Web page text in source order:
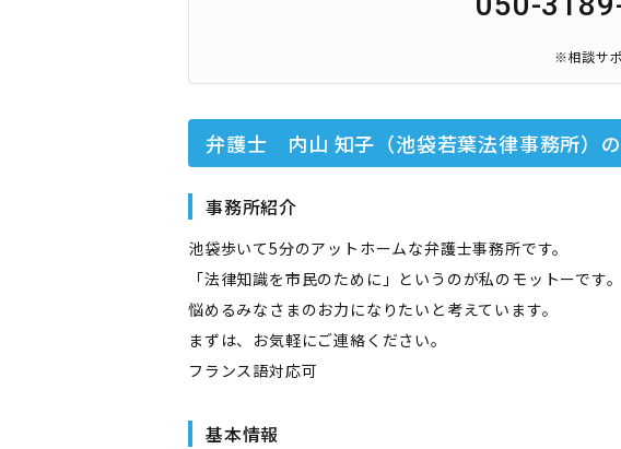
※相談サ
弁護士 内山 知子（池袋若葉法律事務所）
事務所紹介
池袋歩いて5分のアットホームな弁護士事務所です。
「法律知識を市民のために」というのが私のモットーです。
悩めるみなさまのお力になりたいと考えています。
まずは、お気軽にご連絡ください。
フランス語対応可
基本情報